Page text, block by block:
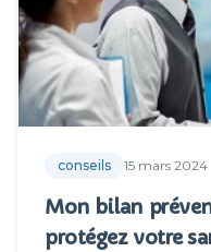
conseils 15 mars 2024
Mon bilan
protégez votre